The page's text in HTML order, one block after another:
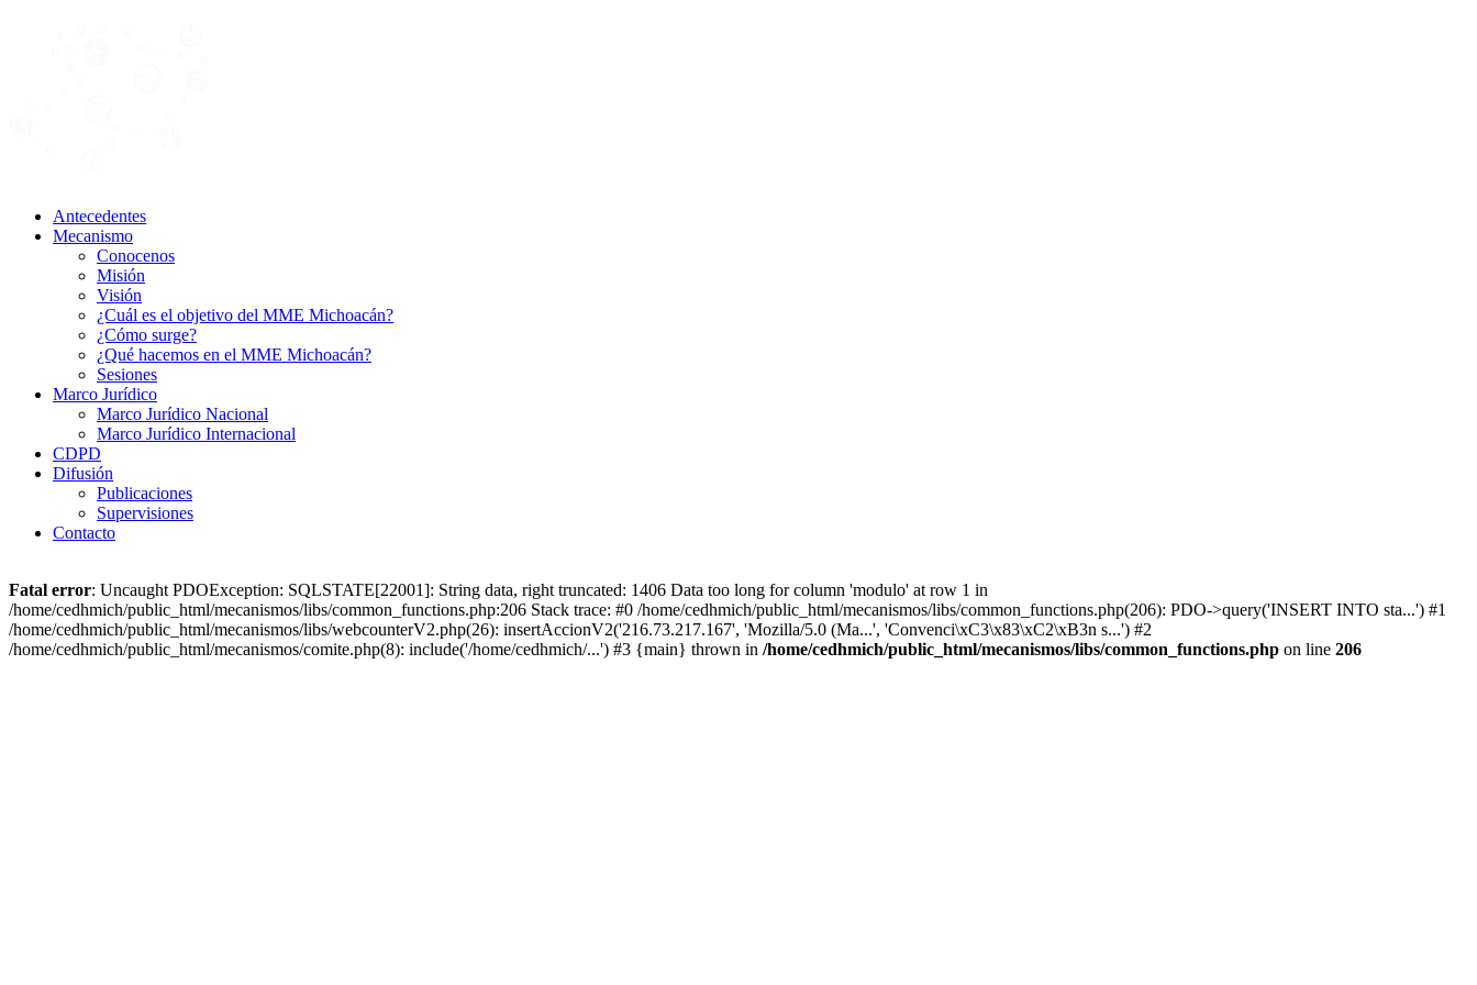
Antecedentes
Mecanismo
Conocenos
Misión
Visión
¿Cuál es el objetivo del MME Michoacán?
¿Cómo surge?
¿Qué hacemos en el MME Michoacán?
Sesiones
Marco Jurídico
Marco Jurídico Nacional
Marco Jurídico Internacional
CDPD
Difusión
Publicaciones
Supervisiones
Contacto
Fatal error: Uncaught PDOException: SQLSTATE[22001]: String data, right truncated: 1406 Data too long for column 'modulo' at row 1 in
/home/cedhmich/public_html/mecanismos/libs/common_functions.php:206 Stack trace: #0 /home/cedhmich/public_html/mecanismos/libs/common_functions.php(206): PDO->query('INSERT INTO sta...') #1
/home/cedhmich/public_html/mecanismos/libs/webcounterV2.php(26): insertAccionV2('216.73.217.167', 'Mozilla/5.0 (Ma...', 'Convenci\xC3\x83\xC2\xB3n s...') #2
/home/cedhmich/public_html/mecanismos/comite.php(8): include('/home/cedhmich/...') #3 {main} thrown in /home/cedhmich/public_html/mecanismos/libs/common_functions.php on line 206